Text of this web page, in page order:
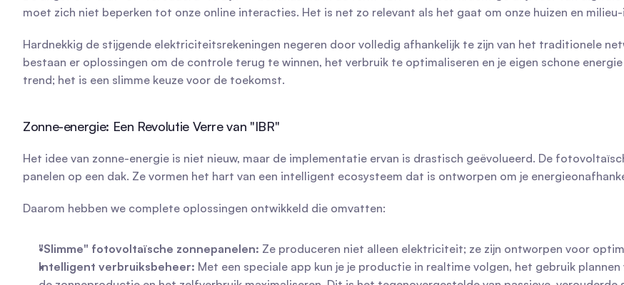
moet zich niet beperken tot onze online interacties. Het is net zo relevant als het gaat om onze huizen en
Hardnekkig de stijgende elektriciteitsrekeningen negeren door volledig afhankelijk te zijn van het traditionele
bestaan er oplossingen om de controle terug te winnen, het verbruik te optimaliseren en je eigen schone
trend; het is een slimme keuze voor de toekomst.
Zonne-energie: Een Revolutie Verre van "IBR"
Het idee van zonne-energie is niet nieuw, maar de implementatie ervan is drastisch geëvolueerd. De
panelen op een dak. Ze vormen het hart van een intelligent ecosysteem dat is ontworpen om je
Daarom hebben we complete oplossingen ontwikkeld die omvatten:
"Slimme" fotovoltaïsche zonnepanelen: Ze produceren niet alleen elektriciteit; ze zijn ontworpen voor
Intelligent verbruiksbeheer: Met een speciale app kun je je productie in realtime volgen, het gebruik